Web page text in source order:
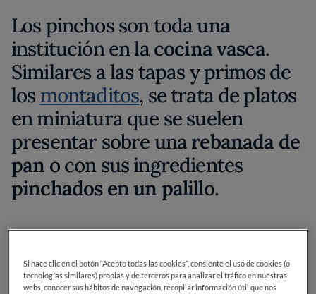
Los pinchos son toda una
institución en lacocina vasca.
Similares a las tapas y primos de
los montaditos, se trata de platos
en miniatura que se suelen
presentar sobre unarebanada de
pan o con sus ingredientes
pinchados en un palillo.
Si hace clic en el botón “Acepto todas las cookies”, consiente el uso de cookies (o
tecnologías similares) propias y de terceros para analizar el tráfico en nuestras
webs, conocer sus hábitos de navegación, recopilar información útil que nos